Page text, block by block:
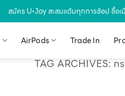
สมัคร U•Joy สะสมแต้มทุกการช้อป ซื้อเ
AirPods Trade In
TAG ARCHIVES: ก